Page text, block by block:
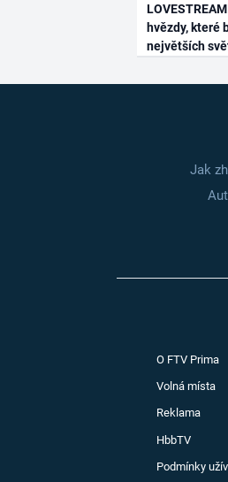
hvězdy, které
největších
Jak
O FTV Prima
Volná místa
Reklama
HbbTV
Podmínky